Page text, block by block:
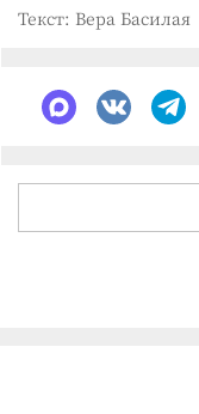
Текст: Вера Басилая